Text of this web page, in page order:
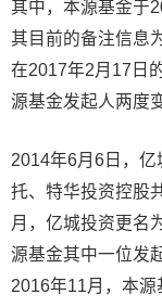
其中，本源基金于
其目前的备注信息
在2017年2月17日
源基金发起人两度
2014年6月6日，
托、特华投资控股
月，亿城投资更名
源基金其中一位发
2016年11月，本